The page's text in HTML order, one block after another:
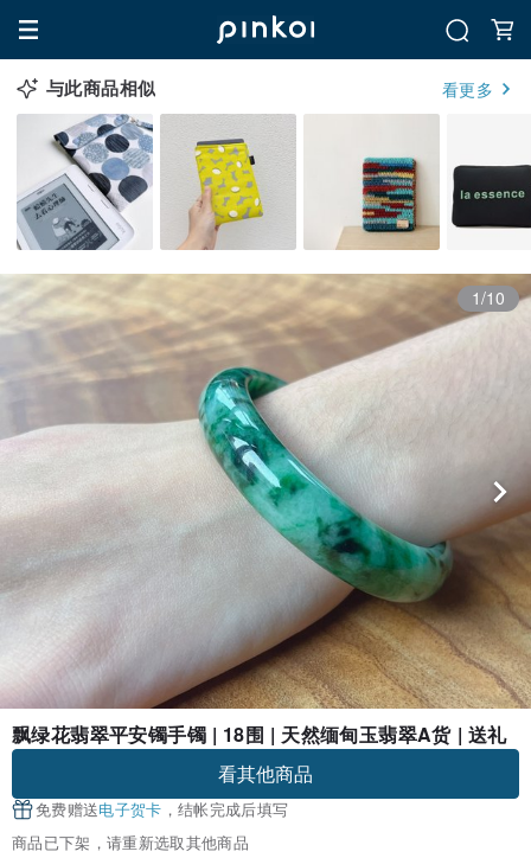
与此商品相似 看更多
1/10
飘绿花翡翠平安镯手镯 | 18围 | 天然缅甸玉翡翠A货 | 送礼
看其他商品
免费赠送电子贺卡 ，结帐完成后填写
商品已下架，请重新选取其他商品